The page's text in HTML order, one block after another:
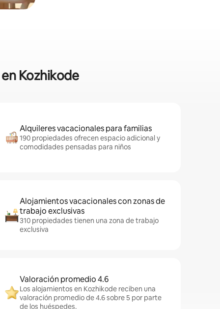
Kozhikode
Alquileres vacacionales para familias
190 propiedades ofrecen espacio adicional y
comodidades pensadas para niños
Alojamientos vacacionales con zonas de
trabajo exclusivas
310 propiedades tienen una zona de trabajo
exclusiva
Valoración promedio 4.6
Los alojamientos en Kozhikode reciben una
valoración promedio de 4.6 sobre 5 por parte
de los huéspedes.